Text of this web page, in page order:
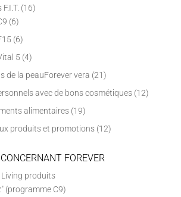
(16)
(6)
(6)
5 (4)
de la peauForever vera (21)
avec de bons cosmétiques (12)
alimentaires (19)
produits et promotions (12)
FOREVER
Living produits
(programme C9)